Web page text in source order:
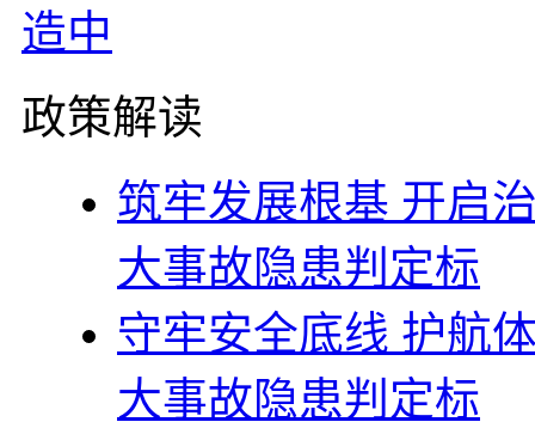
政策解读
筑牢发展根基 开启
大事故隐患判定标
守牢安全底线 护航
大事故隐患判定标